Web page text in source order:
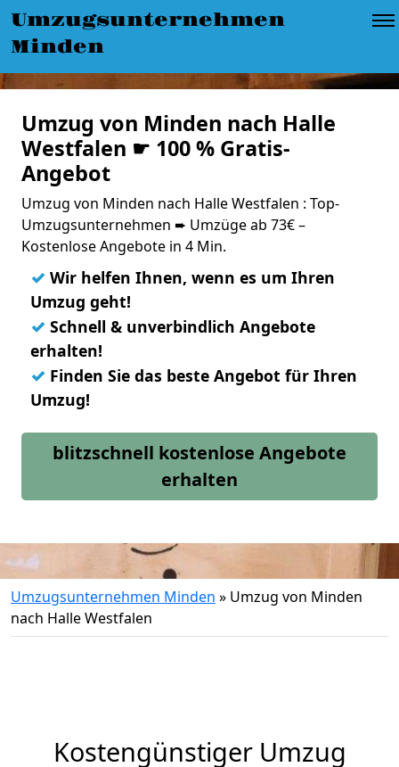
Umzugsunternehmen
Minden
Umzug von Minden nach Halle
Westfalen ☛ 100 % Gratis-
Angebot
Umzug von Minden nach Halle Westfalen : Top-
Umzugsunternehmen ➨ Umzüge ab 73€ –
Kostenlose Angebote in 4 Min.
✓ Wir helfen Ihnen, wenn es um Ihren
Umzug geht!
✓ Schnell & unverbindlich Angebote
erhalten!
✓ Finden Sie das beste Angebot für Ihren
Umzug!
blitzschnell kostenlose Angebote
erhalten
Umzugsunternehmen Minden » Umzug von Minden
nach Halle Westfalen
Kostengünstiger Umzug